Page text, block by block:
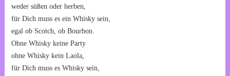
weder süßen oder herben,
für Dich muss es ein Whisky sein,
egal ob Scotch, ob Bourbon.
Ohne Whisky keine Party
ohne Whisky kein Laola,
für Dich muss es Whisky sein,